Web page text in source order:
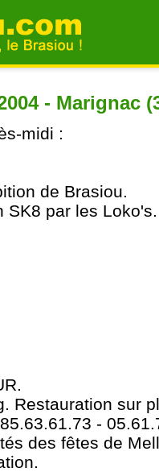
- Marignac
midi :
de Brasiou.
SK8 par les
Restauration sur
-
des fêtes de